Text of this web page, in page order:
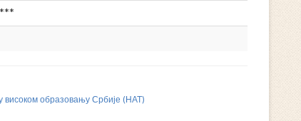
високом образовању Србије (НАТ)